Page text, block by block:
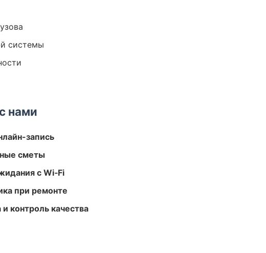
системы
нами
запись
сметы
с Wi‑Fi
при ремонте
контроль качества